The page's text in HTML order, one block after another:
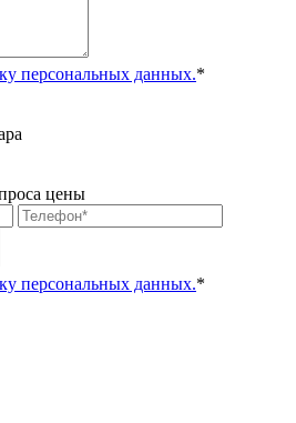
персональных данных.*
цены
персональных данных.*